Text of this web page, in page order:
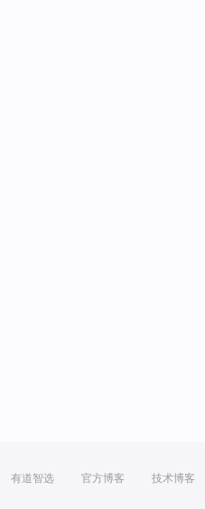
有道智选 官方博客 技术博客